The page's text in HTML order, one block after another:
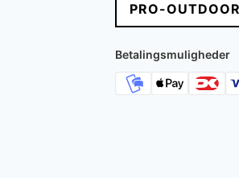
PRO-
Betalingsmuligheder